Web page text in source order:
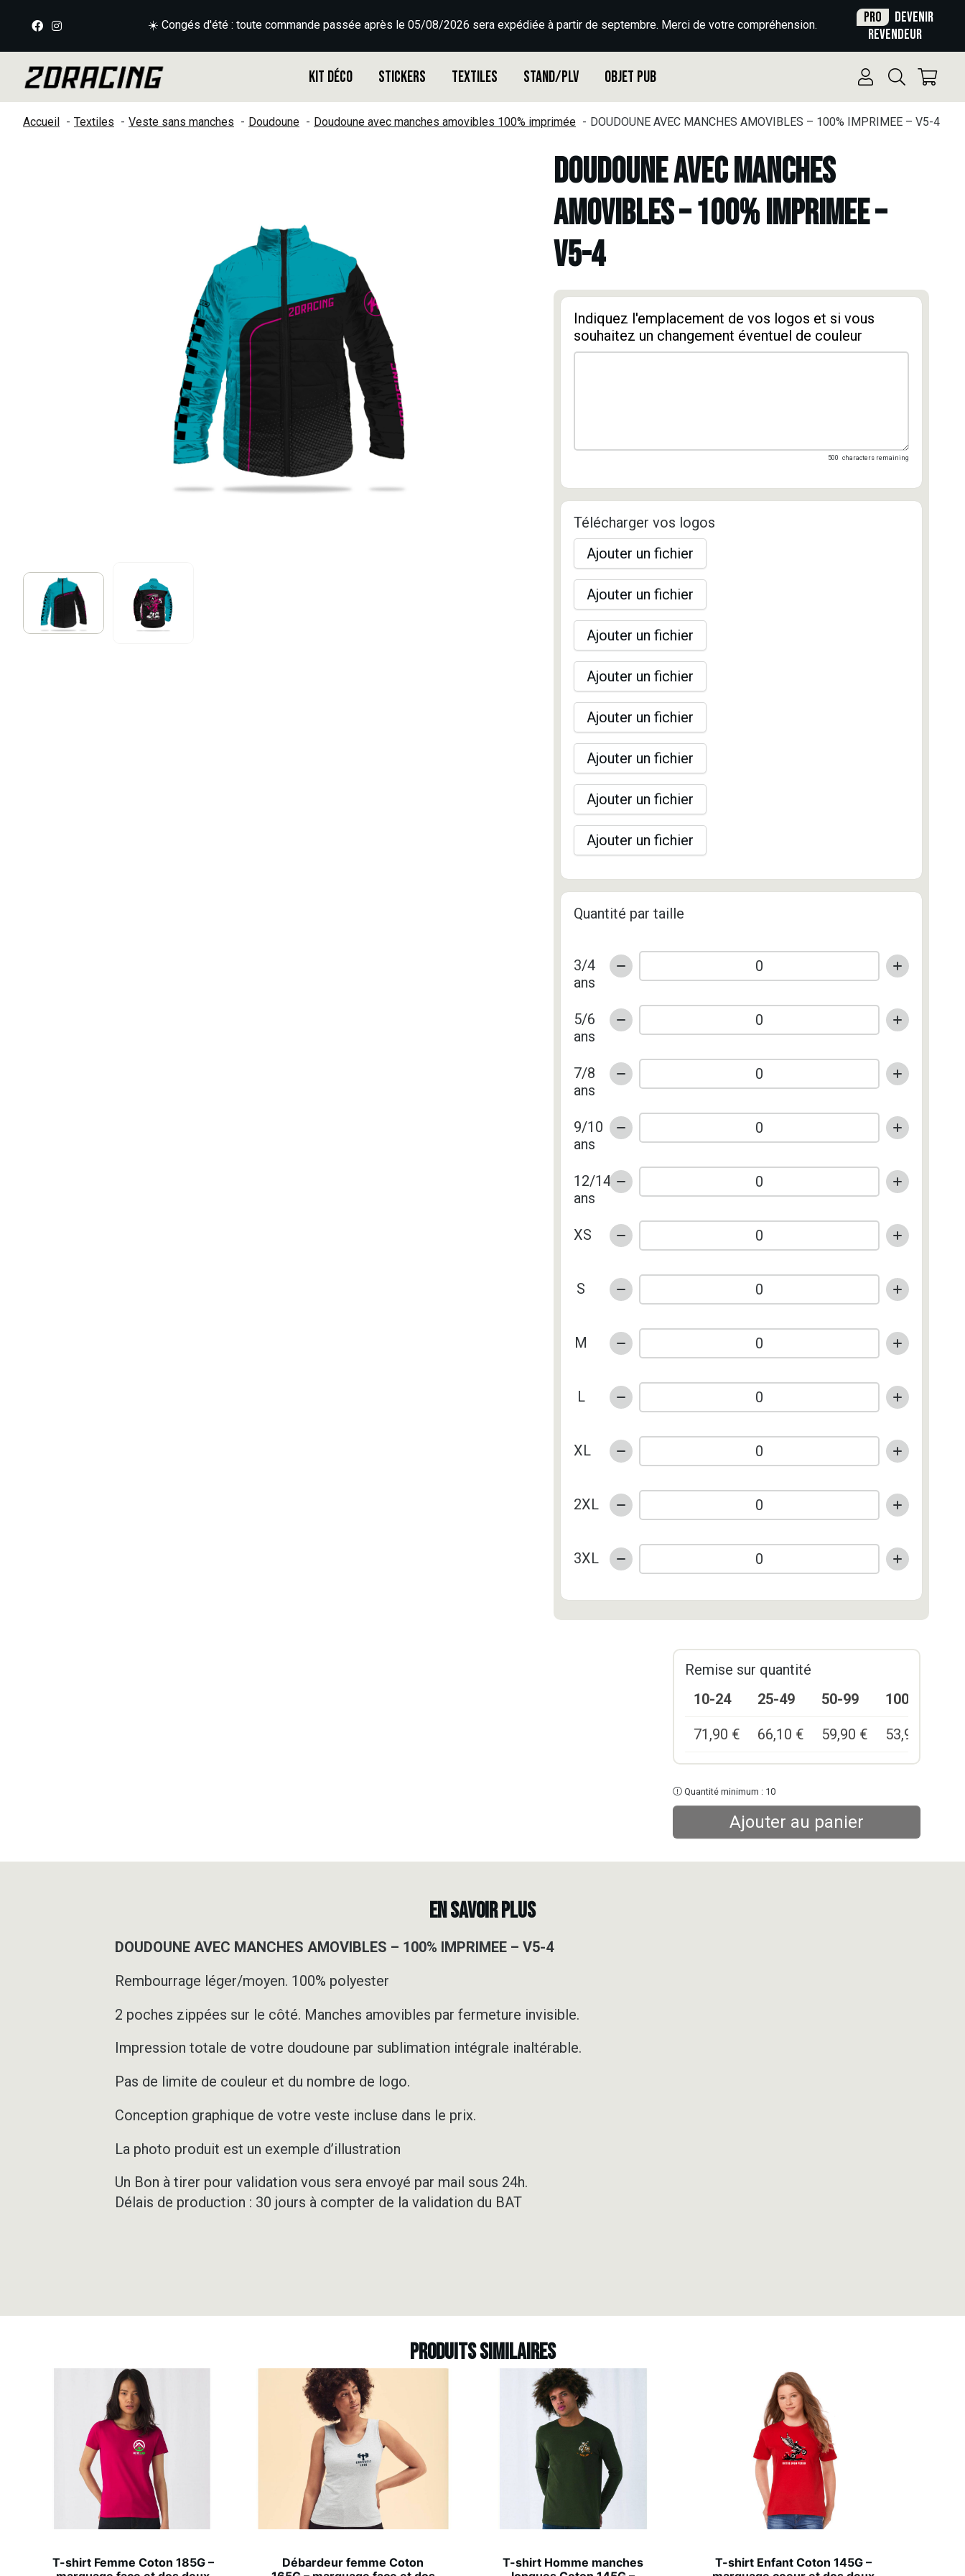
☀️ Congés d'été : toute commande passée après le 05/08/2026 sera expédiée à partir de septembre. Merci de votre compréhension. Pro
Devenir
revendeur
Kit déco Stickers Textiles Stand/PLV Objet Pub
Accueil Textiles Veste sans manches Doudoune Doudoune avec manches amovibles 100% imprimée DOUDOUNE AVEC MANCHES AMOVIBLES – 100% IMPRIMEE – V5-4
DOUDOUNE AVEC MANCHES
AMOVIBLES – 100% IMPRIMEE –
V5-4
Indiquez l'emplacement de vos logos et si vous
souhaitez un changement éventuel de couleur
500 characters remaining
Télécharger vos logos
Ajouter un fichier
Ajouter un fichier
Ajouter un fichier
Ajouter un fichier
Ajouter un fichier
Ajouter un fichier
Ajouter un fichier
Ajouter un fichier
Quantité par taille
3/4
ans
5/6
ans
7/8
ans
9/10
ans
12/14
ans
XS
S
M
L
XL
2XL
3XL
Remise sur quantité
10-24
25-49 50-99 100+
71,90 € 66,10 € 59,90 € 53,90
Quantité minimum : 10
Ajouter au panier
EN SAVOIR PLUS
DOUDOUNE AVEC MANCHES AMOVIBLES – 100% IMPRIMEE – V5-4
Rembourrage léger/moyen. 100% polyester
2 poches zippées sur le côté. Manches amovibles par fermeture invisible.
Impression totale de votre doudoune par sublimation intégrale inaltérable.
Pas de limite de couleur et du nombre de logo.
Conception graphique de votre veste incluse dans le prix.
La photo produit est un exemple d’illustration
Un Bon à tirer pour validation vous sera envoyé par mail sous 24h.
Délais de production : 30 jours à compter de la validation du BAT
Produits similaires
T-shirt Femme Coton 185G –
Débardeur femme Coton
T-shirt Homme manches
T-shirt Enfant Coton 145G –